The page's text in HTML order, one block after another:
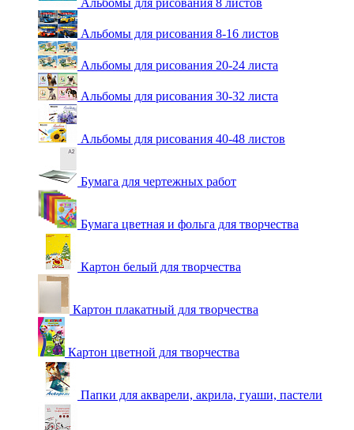
Альбомы для рисования 8 листов
Альбомы для рисования 8-16 листов
Альбомы для рисования 20-24 листа
Альбомы для рисования 30-32 листа
Альбомы для рисования 40-48 листов
Бумага для чертежных работ
Бумага цветная и фольга для творчества
Картон белый для творчества
Картон плакатный для творчества
Картон цветной для творчества
Папки для акварели, акрила, гуаши, пастели